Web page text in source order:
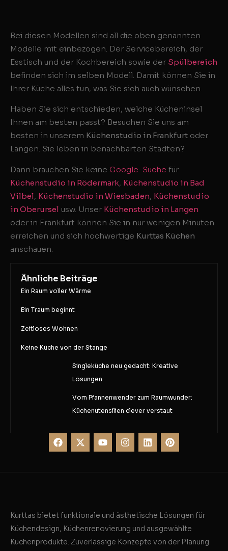
Bei diesen Modellen sind all die oben genannten
Modelle mit einbezogen. Der Servicebereich, der
Esstisch und der Kochbereich sowie der Spülbereich
befinden sich im selben Modell. Damit können Sie in
Ihrer Küche alles tun, was Sie sich auch wünschen.
Haben Sie sich entschieden, welche Kücheninsel
Ihnen am besten passt? Besuchen Sie uns am
besten in unserem Küchenstudio in Frankfurt oder
Langen. Sie leben in benachbarten Städten?
Dann brauchen Sie keine Google-Suche für
Küchenstudio in Rödermark, Küchenstudio in Bad
Vilbel, Küchenstudio in Wiesbaden, Küchenstudio
in Oberursel usw. Unser Küchenstudio in Langen
oder in Frankfurt können Sie in nur wenigen Minuten
erreichen und sich hochwertige Kurttas Küchen
anschauen.
Ähnliche Beiträge
Ein Raum voller Wärme
Ein Traum beginnt
Zeitloses Wohnen
Keine Küche von der Stange
Singleküche neu gedacht: Kreative
Lösungen
Vom Pfannenwender zum Raumwunder:
Küchenutensilien clever verstaut
Kurttas bietet funktionale und ästhetische Lösungen für
Küchendesign, Küchenrenovierung und ausgewählte
Küchenprodukte. Zuverlässige Konzepte von der Planung